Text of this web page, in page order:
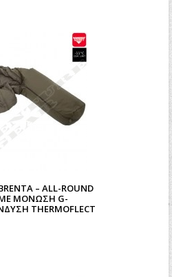
– ALL-ROUND
ΜΌΝΩΣΗ G-
THERMOFLECT